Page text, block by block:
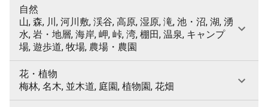
自然
山, 森, 川, 河川敷, 渓谷, 高原, 湿原, 滝, 池・沼, 湖, 湧
水, 岩・地層, 海岸, 岬, 峠, 湾, 棚田, 温泉, キャンプ
場, 遊歩道, 牧場, 農場・農園
花・植物
梅林, 名木, 並木道, 庭園, 植物園, 花畑